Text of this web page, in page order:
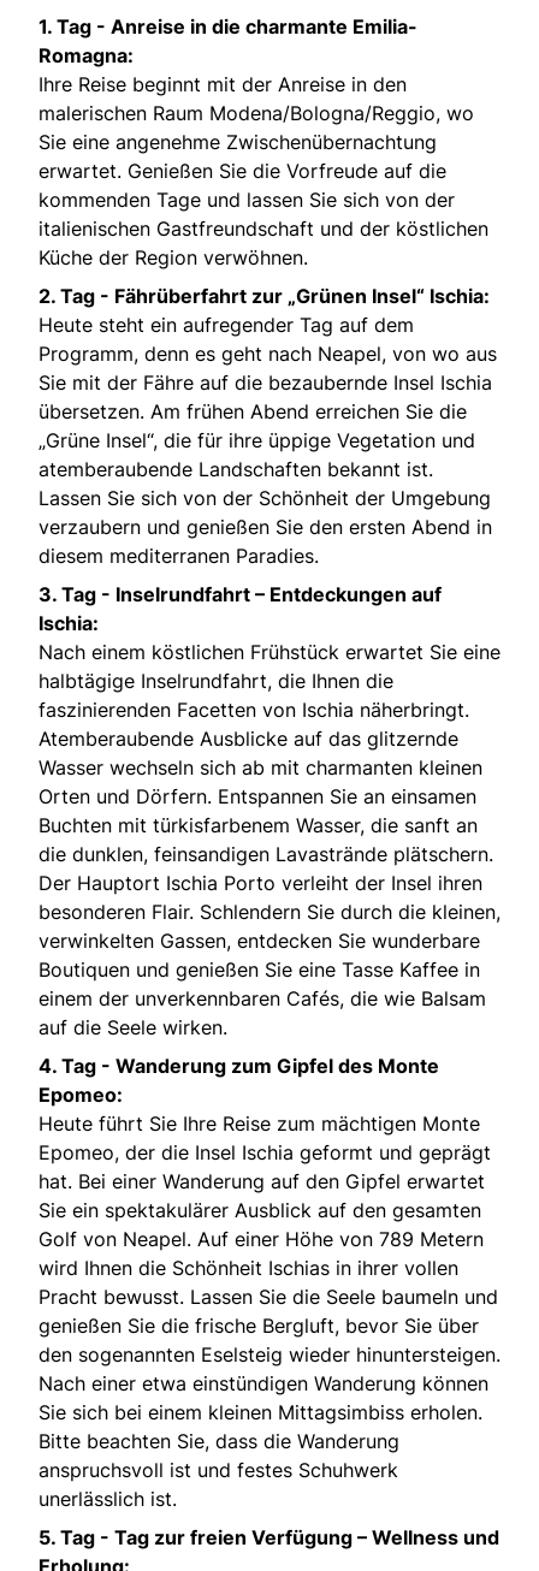
1. Tag - Anreise in die charmante Emilia-
Romagna:
Ihre Reise beginnt mit der Anreise in den
malerischen Raum Modena/Bologna/Reggio, wo
Sie eine angenehme Zwischenübernachtung
erwartet. Genießen Sie die Vorfreude auf die
kommenden Tage und lassen Sie sich von der
italienischen Gastfreundschaft und der köstlichen
Küche der Region verwöhnen.
2. Tag - Fährüberfahrt zur „Grünen Insel“ Ischia:
Heute steht ein aufregender Tag auf dem
Programm, denn es geht nach Neapel, von wo aus
Sie mit der Fähre auf die bezaubernde Insel Ischia
übersetzen. Am frühen Abend erreichen Sie die
„Grüne Insel“, die für ihre üppige Vegetation und
atemberaubende Landschaften bekannt ist.
Lassen Sie sich von der Schönheit der Umgebung
verzaubern und genießen Sie den ersten Abend in
diesem mediterranen Paradies.
3. Tag - Inselrundfahrt – Entdeckungen auf
Ischia:
Nach einem köstlichen Frühstück erwartet Sie eine
halbtägige Inselrundfahrt, die Ihnen die
faszinierenden Facetten von Ischia näherbringt.
Atemberaubende Ausblicke auf das glitzernde
Wasser wechseln sich ab mit charmanten kleinen
Orten und Dörfern. Entspannen Sie an einsamen
Buchten mit türkisfarbenem Wasser, die sanft an
die dunklen, feinsandigen Lavastrände plätschern.
Der Hauptort Ischia Porto verleiht der Insel ihren
besonderen Flair. Schlendern Sie durch die kleinen,
verwinkelten Gassen, entdecken Sie wunderbare
Boutiquen und genießen Sie eine Tasse Kaffee in
einem der unverkennbaren Cafés, die wie Balsam
auf die Seele wirken.
4. Tag - Wanderung zum Gipfel des Monte
Epomeo:
Heute führt Sie Ihre Reise zum mächtigen Monte
Epomeo, der die Insel Ischia geformt und geprägt
hat. Bei einer Wanderung auf den Gipfel erwartet
Sie ein spektakulärer Ausblick auf den gesamten
Golf von Neapel. Auf einer Höhe von 789 Metern
wird Ihnen die Schönheit Ischias in ihrer vollen
Pracht bewusst. Lassen Sie die Seele baumeln und
genießen Sie die frische Bergluft, bevor Sie über
den sogenannten Eselsteig wieder hinuntersteigen.
Nach einer etwa einstündigen Wanderung können
Sie sich bei einem kleinen Mittagsimbiss erholen.
Bitte beachten Sie, dass die Wanderung
anspruchsvoll ist und festes Schuhwerk
unerlässlich ist.
5. Tag - Tag zur freien Verfügung – Wellness und
Erholung: